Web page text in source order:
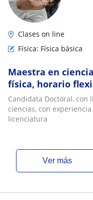
Clases on line
Física: Física básica
Maestra en
física, horario
desde 0 porque
Candidata Doctoral, con
ciencias, con
licenciatura
ver más